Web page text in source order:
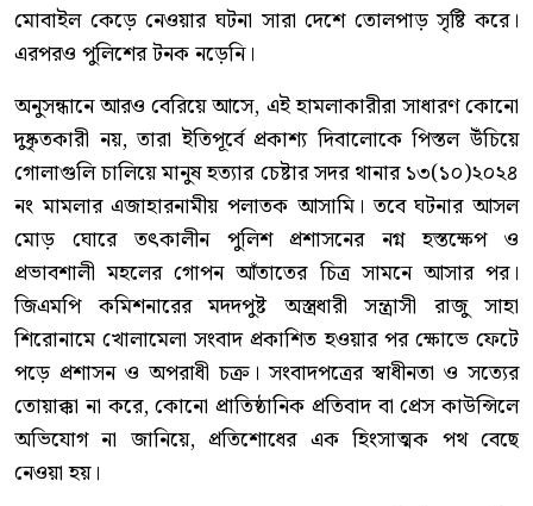
মোবাইল কেড়ে নেওয়ার ঘটনা সারা দেশে তোলপাড় সৃষ্টি করে।
এরপরও পুলিশের টনক নড়েনি।
অনুসন্ধানে আরও বেরিয়ে আসে, এই হামলাকারীরা সাধারণ কোনো
দুষ্কৃতকারী নয়, তারা ইতিপূর্বে প্রকাশ্য দিবালোকে পিস্তল উঁচিয়ে
গোলাগুলি চালিয়ে মানুষ হত্যার চেষ্টার সদর থানার ১৩(১০)২০২৪
নং মামলার এজাহারনামীয় পলাতক আসামি। তবে ঘটনার আসল
মোড় ঘোরে তৎকালীন পুলিশ প্রশাসনের নগ্ন হস্তক্ষেপ ও
প্রভাবশালী মহলের গোপন আঁতাতের চিত্র সামনে আসার পর।
জিএমপি কমিশনারের মদদপুষ্ট অস্ত্রধারী সন্ত্রাসী রাজু সাহা
শিরোনামে খোলামেলা সংবাদ প্রকাশিত হওয়ার পর ক্ষোভে ফেটে
পড়ে প্রশাসন ও অপরাধী চক্র। সংবাদপত্রের স্বাধীনতা ও সত্যের
তোয়াক্কা না করে, কোনো প্রাতিষ্ঠানিক প্রতিবাদ বা প্রেস কাউন্সিলে
অভিযোগ না জানিয়ে, প্রতিশোধের এক হিংসাত্মক পথ বেছে
নেওয়া হয়।